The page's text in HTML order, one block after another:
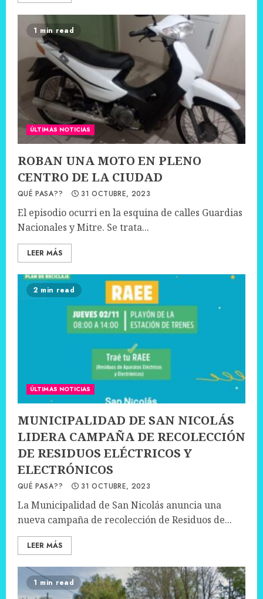
1 min read
ÚLTIMAS NOTICIAS
ROBAN UNA MOTO EN PLENO
CENTRO DE LA CIUDAD
QUÉ PASA?? 31 OCTUBRE, 2023
El episodio ocurri en la esquina de calles Guardias
Nacionales y Mitre. Se trata...
LEER MÁS
2 min read
ÚLTIMAS NOTICIAS
MUNICIPALIDAD DE SAN NICOLÁS
LIDERA CAMPAÑA DE RECOLECCIÓN
DE RESIDUOS ELÉCTRICOS Y
ELECTRÓNICOS
QUÉ PASA?? 31 OCTUBRE, 2023
La Municipalidad de San Nicolás anuncia una
nueva campaña de recolección de Residuos de...
LEER MÁS
1 min read